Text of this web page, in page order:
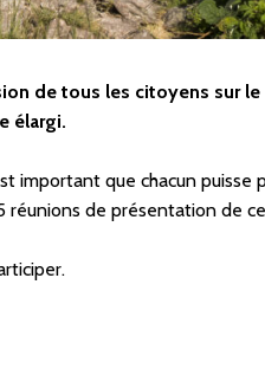
de tous les citoyens sur
élargi.
que chacun puisse
réunions de présentation de